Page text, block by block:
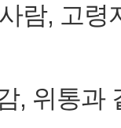
람, 고
, 위통과